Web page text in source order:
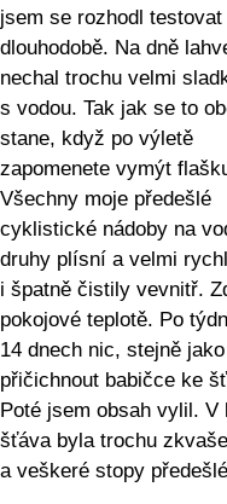
jsem se rozhodl testovat
dlouhodobě. Na dně
nechal trochu velmi
s vodou. Tak jak se to
stane, když po výletě
zapomenete vymýt
Všechny moje předešlé
cyklistické nádoby na
druhy plísní a velmi
i špatně čistily vevnitř.
pokojové teplotě. Po
14 dnech nic, stejně
přičichnout babičce ke
Poté jsem obsah vylil. V
šťáva byla trochu
a veškeré stopy